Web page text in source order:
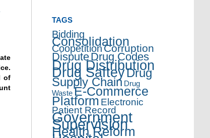
of
TAGS
Bidding
Consolidation
CoopetitionCorruption
DisputeDrug Codes
Drug Distribution
Drug SafteyDrug
Supply Chain Drug
WasteE-Commerce
Platform Electronic
Patient Record
Government
Supervision
Health Reform